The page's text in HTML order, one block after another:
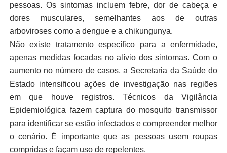
pessoas. Os sintomas incluem febre, dor de cabeça e
dores musculares, semelhantes aos de outras
arboviroses como a dengue e a chikungunya.
Não existe tratamento específico para a enfermidade,
apenas medidas focadas no alívio dos sintomas. Com o
aumento no número de casos, a Secretaria da Saúde do
Estado intensificou ações de investigação nas regiões
em que houve registros. Técnicos da Vigilância
Epidemiológica fazem captura do mosquito transmissor
para identificar se estão infectados e compreender melhor
o cenário. É importante que as pessoas usem roupas
compridas e façam uso de repelentes.